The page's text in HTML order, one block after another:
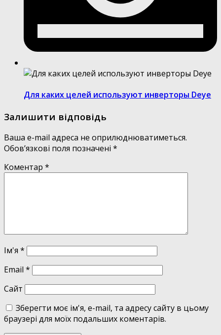
Для каких целей используют инверторы Deye
Залишити відповідь
Ваша e-mail адреса не оприлюднюватиметься.
Обов’язкові поля позначені *
Коментар *
Ім'я *
Email *
Сайт
Зберегти моє ім'я, e-mail, та адресу сайту в цьому
браузері для моїх подальших коментарів.